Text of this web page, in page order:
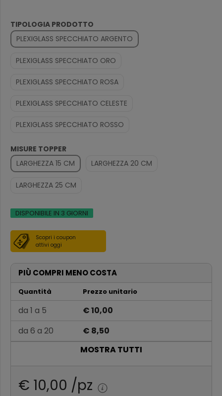
TIPOLOGIA PRODOTTO
PLEXIGLASS SPECCHIATO ARGENTO
PLEXIGLASS SPECCHIATO ORO
PLEXIGLASS SPECCHIATO ROSA
PLEXIGLASS SPECCHIATO CELESTE
PLEXIGLASS SPECCHIATO ROSSO
MISURE TOPPER
LARGHEZZA 15 CM
LARGHEZZA 20 CM
LARGHEZZA 25 CM
DISPONIBILE IN 3 GIORNI
Scopri i coupon
attivi oggi
PIÙ COMPRI MENO COSTA
Quantità Prezzo unitario
da 1 a 5
€ 10,00
da 6 a 20
€ 8,50
€ 7,10
MOSTRA TUTTI
€ 10,00 /pz